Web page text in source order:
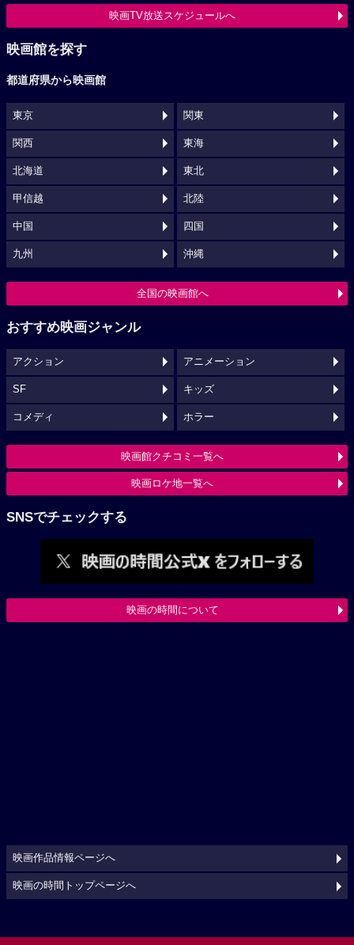
映画TV放送スケジュールへ
映画館を探す
都道府県から映画館
東京 関東
関西 東海
北海道 東北
甲信越 北陸
中国 四国
九州 沖縄
全国の映画館へ
おすすめ映画ジャンル
アクション アニメーション
SF キッズ
コメディ ホラー
映画館クチコミ一覧へ
映画ロケ地一覧へ
SNSでチェックする
映画の時間について
映画作品情報ページへ
映画の時間トップページへ